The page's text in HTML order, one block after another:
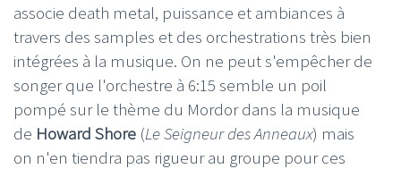
associe death metal, puissance et ambiances à
travers des samples et des orchestrations très bien
intégrées à la musique. On ne peut s'empêcher de
songer que l'orchestre à 6:15 semble un poil
pompé sur le thème du Mordor dans la musique
de Howard Shore (Le Seigneur des Anneaux) mais
on n'en tiendra pas rigueur au groupe pour ces